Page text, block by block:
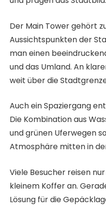
Der Main Tower gehört
Aussichtspunkten der
man einen
und das Umland. An
weit über die
Auch ein Spaziergang
Die Kombination aus
und grünen Uferwegen
Atmosphäre mitten in
Viele Besucher reisen
kleinem Koffer an.
Lösung für die